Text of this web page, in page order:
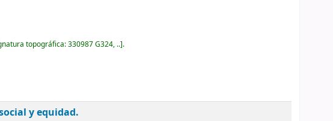
topográfica:330987 G324, .. .
y equidad.